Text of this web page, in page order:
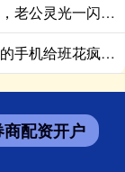
长城配资平台 开心一笑：女儿赖床不起，老公灵光一闪，啪的一声……
杠杆配资炒股平台 开心一笑：室友用我的手机给班花疯狂示爱，可没想到刚拨通……
商配资开户